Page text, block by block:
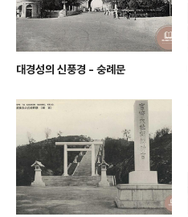
대경성의 신풍경 - 숭례문